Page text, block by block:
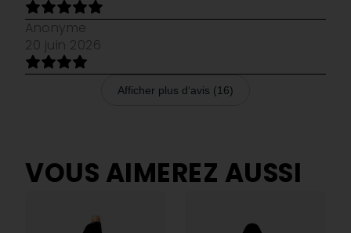
Anonyme
20 juin 2026
Afficher plus d‘avis (16)
VOUS AIMEREZ AUSSI